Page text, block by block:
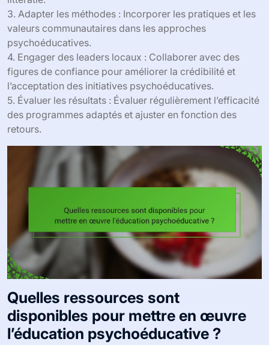
3. Adapter les méthodes : Incorporer les pratiques et les
valeurs communautaires dans les approches
psychoéducatives.
4. Engager des leaders locaux : Collaborer avec des
figures de confiance pour améliorer la crédibilité et
l’acceptation des initiatives psychoéducatives.
5. Évaluer les résultats : Évaluer régulièrement l’efficacité
des programmes adaptés et ajuster en fonction des
retours.
Quelles ressources sont
disponibles pour mettre en œuvre
l’éducation psychoéducative ?